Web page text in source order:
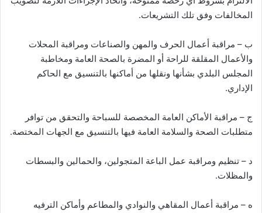
المخالفات وفق تلك التشريعات.
ب – مراقبة أعمال الحرف والمهن والصناعات ومراقبة المحلات
والأعمال المقلقة للراحة أو المضرة بالصحة العامة ومخاطبة
المجلس البلدي بشأنها ونقلها من أماكنها بالتنسيق مع الحاكم
الإداري.
ج – مراقبة الأماكن العامة المخصصة للسباحة والتحقق من توافر
متطلبات الصحة والسلامة العامة فيها بالتنسيق مع الجهات المختصة.
د – تنظيم ومراقبة عمل الباعة المتجولين، والحمالين والبسطات
والمظلات.
ه – مراقبة أعمال المقاهي والنوادي والمطاعم وأماكن الترفيه